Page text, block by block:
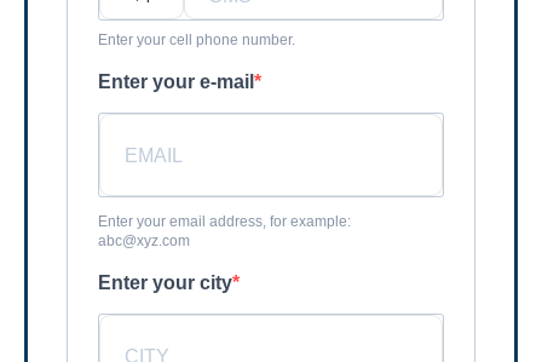
Enter your cell phone number.
Enter your e-mail
Enter your email address, for example:
abc@xyz.com
Enter your city